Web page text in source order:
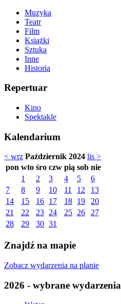
Muzyka
Teatr
Film
Książki
Sztuka
Inne
Historia
Repertuar
Kino
Spektakle
Kalendarium
< wrz Październik 2024 lis >
pon wto śro czw pią sob nie
1
2 3 4 5
6
7
8 9 10 11 12
13
14
15 16 17 18 19
20
21
22 23 24 25 26
27
28
29 30 31
Znajdź na mapie
Zobacz wydarzenia na planie
2026 - wybrane wydarzenia